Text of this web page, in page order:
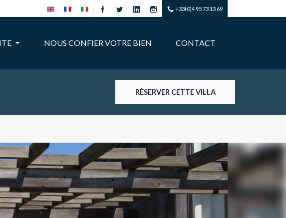
+33(0)4 95 73 13 69
NOUS CONFIER VOTRE BIEN CONTACT
RÉSERVER CETTE VILLA